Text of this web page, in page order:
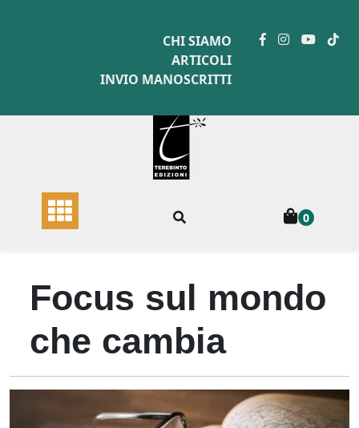
CHI SIAMO
ARTICOLI
INVIO MANOSCRITTI
0
Focus sul mondo
che cambia